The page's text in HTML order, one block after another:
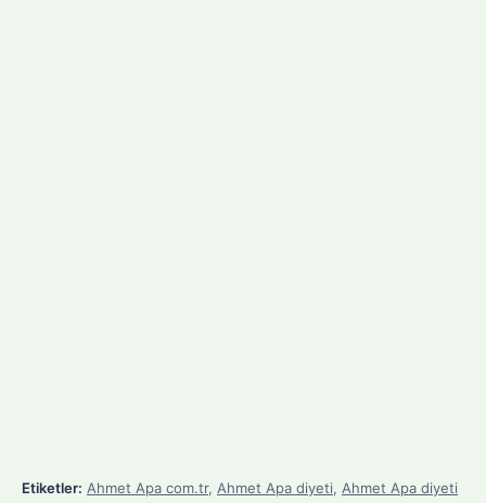
Etiketler: Ahmet Apa com.tr, Ahmet Apa diyeti, Ahmet Apa diyeti